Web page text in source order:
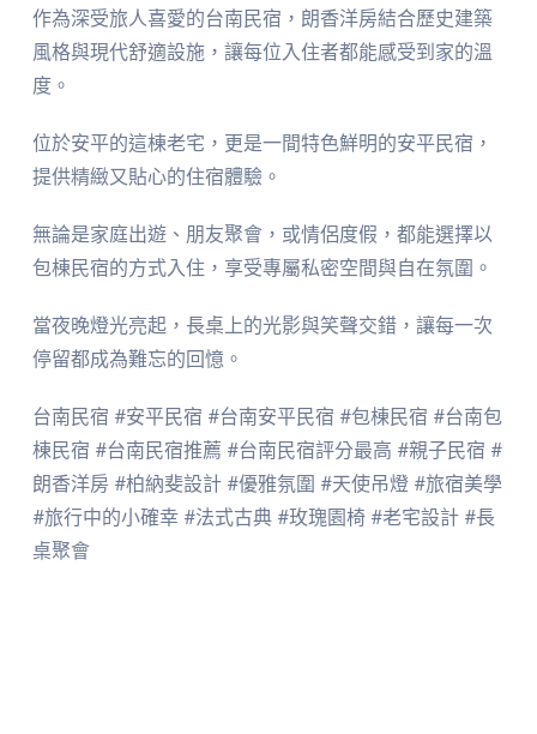
作為深受旅人喜愛的台南民宿，朗香洋房結合歷史建築
風格與現代舒適設施，讓每位入住者都能感受到家的溫
度。
位於安平的這棟老宅，更是一間特色鮮明的安平民宿，
提供精緻又貼心的住宿體驗。
無論是家庭出遊、朋友聚會，或情侶度假，都能選擇以
包棟民宿的方式入住，享受專屬私密空間與自在氛圍。
當夜晚燈光亮起，長桌上的光影與笑聲交錯，讓每一次
停留都成為難忘的回憶。
台南民宿 #安平民宿 #台南安平民宿 #包棟民宿 #台南包
棟民宿 #台南民宿推薦 #台南民宿評分最高 #親子民宿 #
朗香洋房 #柏納斐設計 #優雅氛圍 #天使吊燈 #旅宿美學
#旅行中的小確幸 #法式古典 #玫瑰園椅 #老宅設計 #長
桌聚會